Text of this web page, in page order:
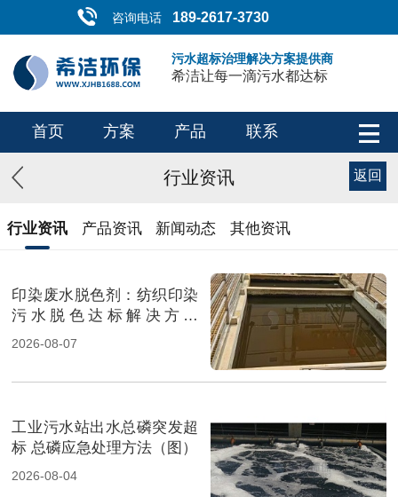
咨询电话 189-2617-3730
污水超标治理解决方案提供商
希洁让每一滴污水都达标
首页 方案 产品 联系
行业资讯 返回
行业资讯 产品资讯 新闻动态 其他资讯
印染废水脱色剂：纺织印染
污水脱色达标解决方案
（图）
2026-08-07
工业污水站出水总磷突发超
标 总磷应急处理方法（图）
2026-08-04